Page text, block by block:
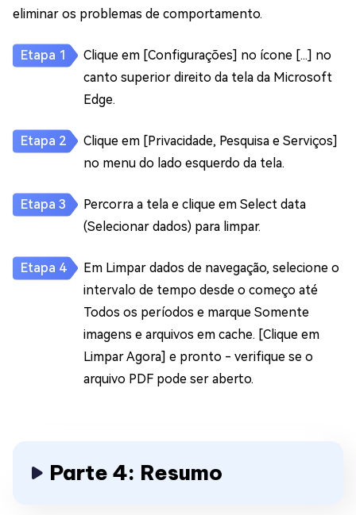
eliminar os problemas de comportamento.
Clique em [Configurações] no ícone [...] no
canto superior direito da tela da Microsoft
Edge.
Clique em [Privacidade, Pesquisa e Serviços]
no menu do lado esquerdo da tela.
Percorra a tela e clique em Select data
(Selecionar dados) para limpar.
Em Limpar dados de navegação, selecione o
intervalo de tempo desde o começo até
Todos os períodos e marque Somente
imagens e arquivos em cache. [Clique em
Limpar Agora] e pronto - verifique se o
arquivo PDF pode ser aberto.
Parte 4: Resumo